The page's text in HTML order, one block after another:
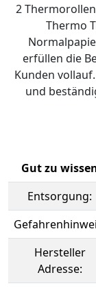
2
Thermo
erfüllen die
Kunden
und
Gut zu
Entsorgung:
Hersteller
Adresse: